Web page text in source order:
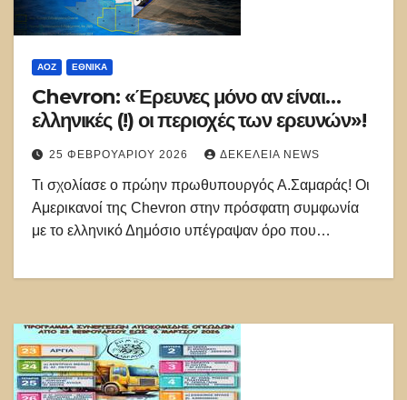
ΑΟΖ ΕΘΝΙΚΑ
Chevron: «Έρευνες μόνο αν είναι…
ελληνικές (!) οι περιοχές των ερευνών»!
25 ΦΕΒΡΟΥΑΡΊΟΥ 2026 ΔΕΚΈΛΕΙΑ NEWS
Τι σχολίασε ο πρώην πρωθυπουργός Α.Σαμαράς! Οι
Αμερικανοί της Chevron στην πρόσφατη συμφωνία
με το ελληνικό Δημόσιο υπέγραψαν όρο που…